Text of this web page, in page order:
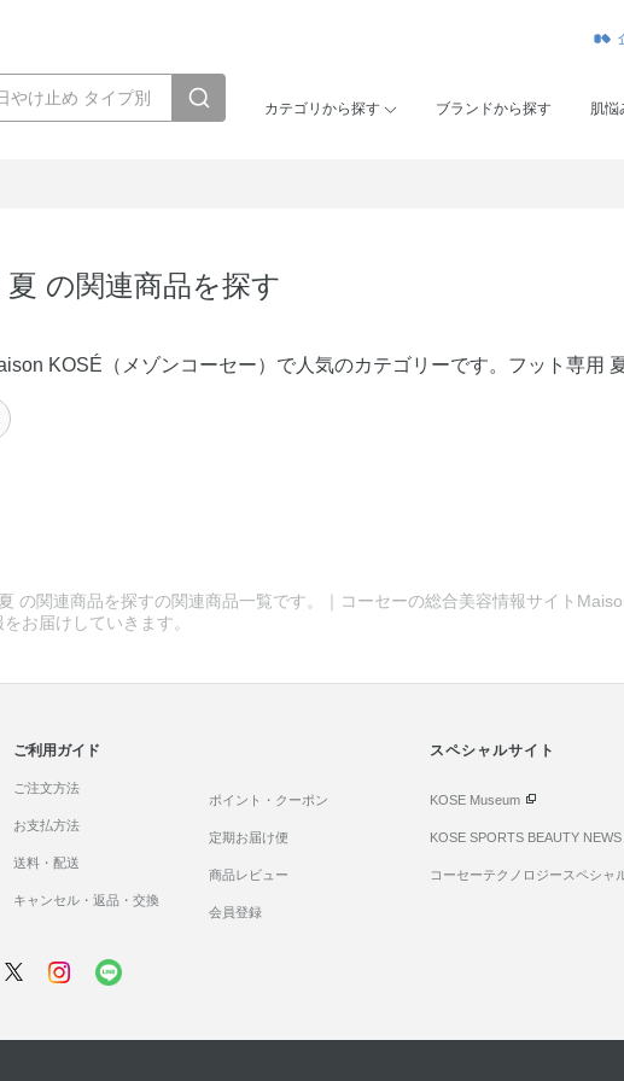
カテゴリから探す ブランドから探す 肌悩
の関連商品を探す
KOSÉ（メゾンコーセー）で人気のカテゴリーです。フット専用
の関連商品を探すの関連商品一覧です。｜コーセーの総合美容情報サイト
お届けしていきます。
ご利用ガイド
ご注文方法
お支払方法
送料・配送
キャンセル・返品・交換
ポイント・クーポン
定期お届け便
商品レビュー
会員登録
スペシャルサイト
KOSE Museum
KOSE SPORTS BEAUTY NEWS
コーセーテクノロジースペシャ